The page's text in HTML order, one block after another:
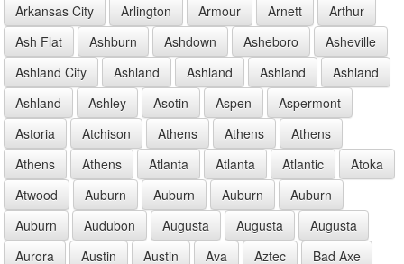
Arkansas City
Arlington Armour Arnett
Arthur
Ash Flat
Ashburn Ashdown Asheboro
Asheville
Ashland City
Ashland Ashland Ashland
Ashland
Ashland
Ashley Asotin Aspen
Aspermont
Astoria
Atchison Athens Athens
Athens
Athens
Athens Atlanta Atlanta Atlantic
Atoka
Atwood
Auburn Auburn Auburn
Auburn
Auburn
Audubon Augusta Augusta
Augusta
Aurora
Austin Austin Ava Aztec
Bad Axe